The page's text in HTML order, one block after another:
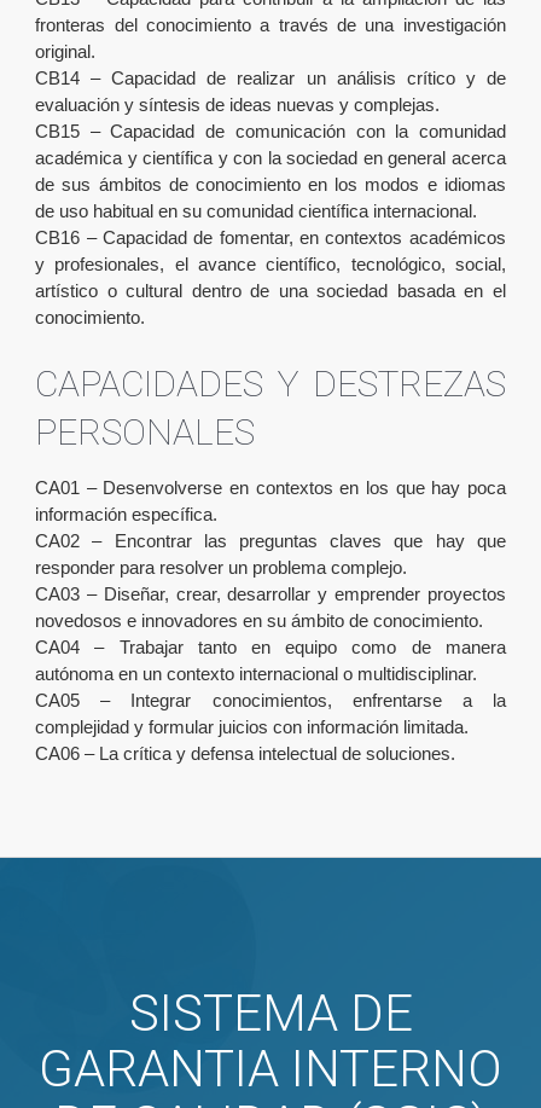
fronteras del conocimiento a través de una investigación
original.
CB14 – Capacidad de realizar un análisis crítico y de
evaluación y síntesis de ideas nuevas y complejas.
CB15 – Capacidad de comunicación con la comunidad
académica y científica y con la sociedad en general acerca
de sus ámbitos de conocimiento en los modos e idiomas
de uso habitual en su comunidad científica internacional.
CB16 – Capacidad de fomentar, en contextos académicos
y profesionales, el avance científico, tecnológico, social,
artístico o cultural dentro de una sociedad basada en el
conocimiento.
CAPACIDADES Y DESTREZAS
PERSONALES
CA01 – Desenvolverse en contextos en los que hay poca
información específica.
CA02 – Encontrar las preguntas claves que hay que
responder para resolver un problema complejo.
CA03 – Diseñar, crear, desarrollar y emprender proyectos
novedosos e innovadores en su ámbito de conocimiento.
CA04 – Trabajar tanto en equipo como de manera
autónoma en un contexto internacional o multidisciplinar.
CA05 – Integrar conocimientos, enfrentarse a la
complejidad y formular juicios con información limitada.
CA06 – La crítica y defensa intelectual de soluciones.
SISTEMA DE
GARANTIA INTERNO